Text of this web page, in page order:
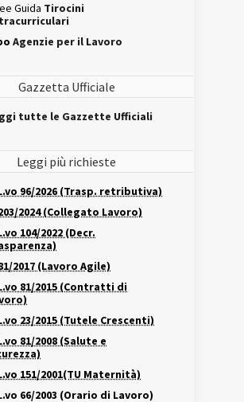
Guida Tirocini
Agenzie per il Lavoro
Gazzetta Ufficiale
tutte le Gazzette Ufficiali
Leggi più richieste
96/2026 (Trasp. retributiva)
2024 (Collegato Lavoro)
104/2022 (Decr.
2017 (Lavoro Agile)
81/2015 (Contratti di
23/2015 (Tutele Crescenti)
81/2008 (Salute e
151/2001(TU Maternità)
66/2003 (Orario di Lavoro)